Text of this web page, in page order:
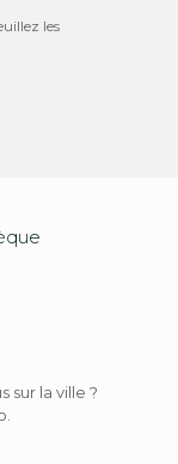
les
sur la ville ?